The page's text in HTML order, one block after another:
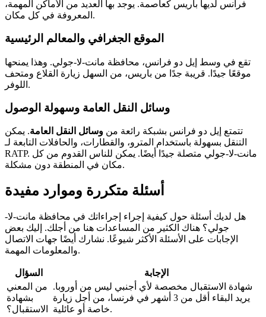
فرانس لديها باريس كعاصمة. يوجد بها العديد من الأماكن المهمة،
المعروفة في كل مكان.
الموقع الجغرافي والمعالم الرئيسية
تقع في وسط إيل دو فرانس، محافظة مانت-لا-جولي. وهذا يمنحها
موقعًا جيدًا. قريبة جدًا من باريس، من السهل زيارة القلاع ومتحف
اللوفر.
وسائل النقل العامة وسهولة الوصول
تتمتع إيل دو فرانس بشبكة رائعة من وسائل النقل العامة. يمكن
التنقل بسهولة باستخدام المترو، والقطارات، والحافلات التابعة لـ
RATP. مانت-لا-جولي متصلة جيدًا أيضًا. يمكن للناس القدوم من كل
مكان في المنطقة دون مشكلة.
أسئلة متكررة وموارد مفيدة
هل لديك أسئلة حول كيفية إجراء إجراءاتك في محافظة مانت-لا-
جولي؟ هناك الكثير من المساعدات هنا من أجلك. إليك بعض
الإجابات على الأسئلة الأكثر شيوعًا. نشارك أيضًا جهات الاتصال
والمعلومات المهمة.
السؤال
الإجابة
من المعني
بشهادة
الاستقبال؟
شهادة الاستقبال مخصصة لأي أجنبي ليس من أوروبا.
يريد البقاء أقل من 3 أشهر في فرنسا، من أجل زيارة
خاصة أو عائلية.